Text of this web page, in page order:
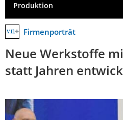
Produktion
Firmenporträt
Neue Werkstoffe
statt Jahren